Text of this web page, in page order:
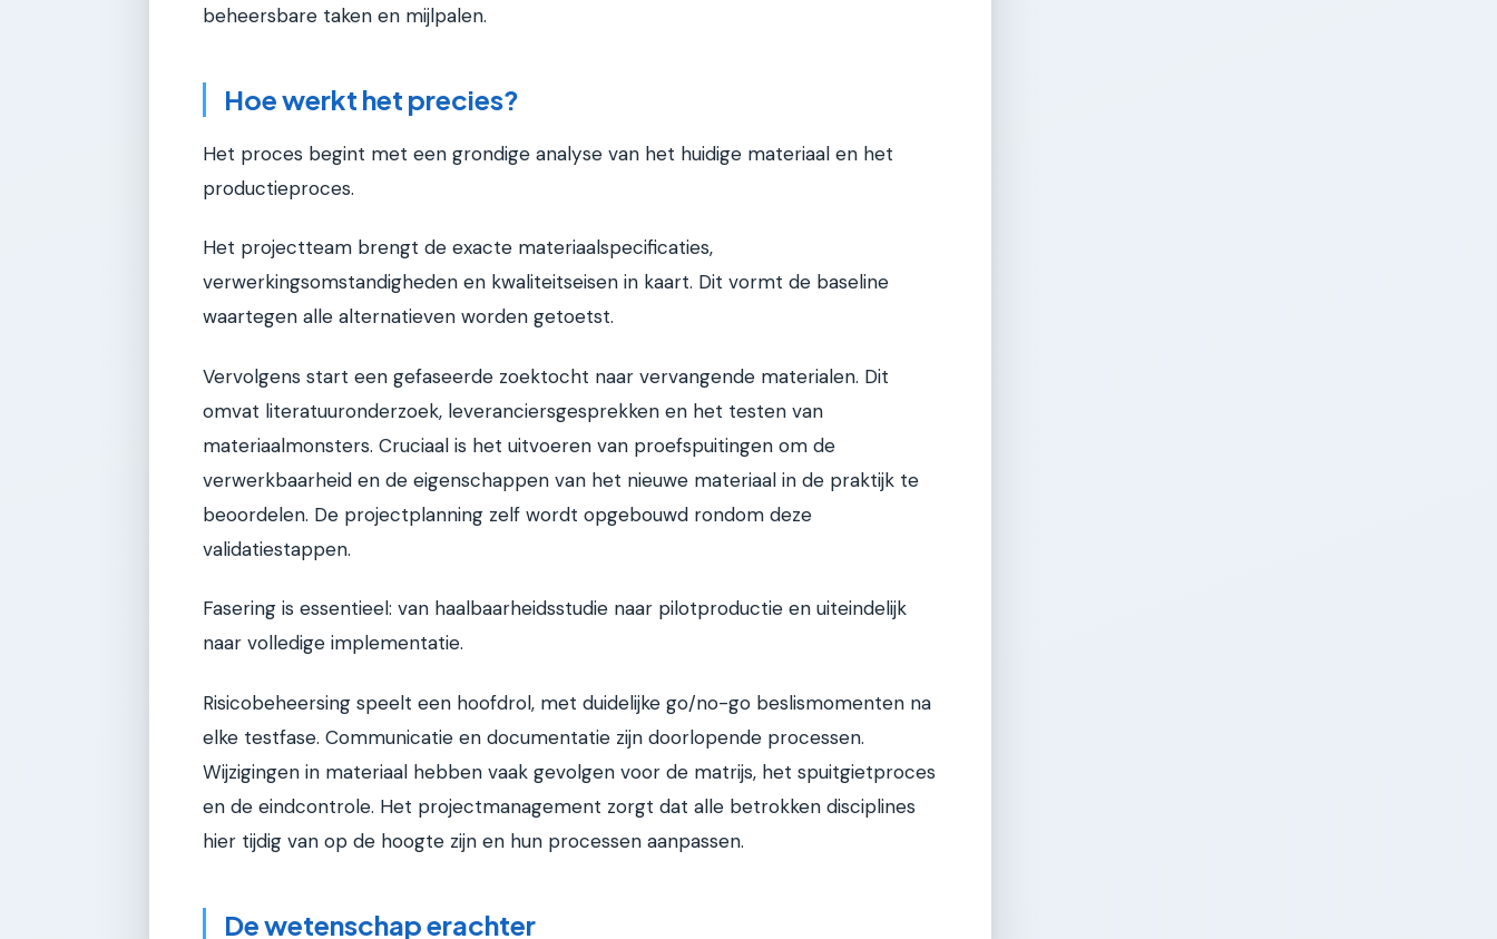
beheersbare taken en mijlpalen.
Hoe werkt het precies?
Het proces begint met een grondige analyse van het huidige materiaal en het
productieproces.
Het projectteam brengt de exacte materiaalspecificaties,
verwerkingsomstandigheden en kwaliteitseisen in kaart. Dit vormt de baseline
waartegen alle alternatieven worden getoetst.
Vervolgens start een gefaseerde zoektocht naar vervangende materialen. Dit
omvat literatuuronderzoek, leveranciersgesprekken en het testen van
materiaalmonsters. Cruciaal is het uitvoeren van proefspuitingen om de
verwerkbaarheid en de eigenschappen van het nieuwe materiaal in de praktijk te
beoordelen. De projectplanning zelf wordt opgebouwd rondom deze
validatiestappen.
Fasering is essentieel: van haalbaarheidsstudie naar pilotproductie en uiteindelijk
naar volledige implementatie.
Risicobeheersing speelt een hoofdrol, met duidelijke go/no-go beslismomenten na
elke testfase. Communicatie en documentatie zijn doorlopende processen.
Wijzigingen in materiaal hebben vaak gevolgen voor de matrijs, het spuitgietproces
en de eindcontrole. Het projectmanagement zorgt dat alle betrokken disciplines
hier tijdig van op de hoogte zijn en hun processen aanpassen.
De wetenschap erachter